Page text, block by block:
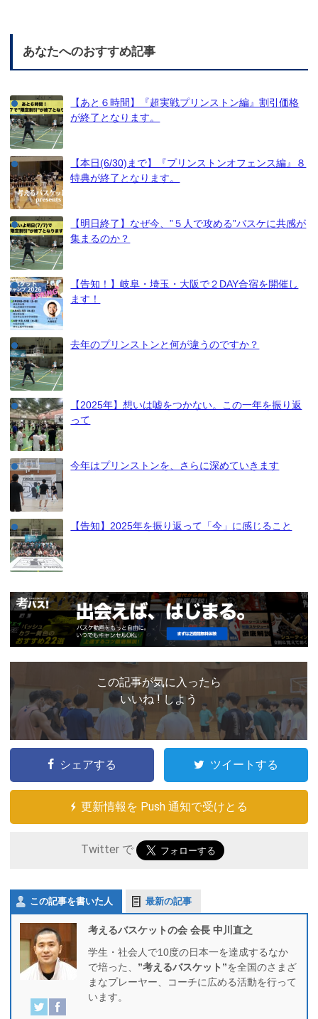
あなたへのおすすめ記事
【あと６時間】『超実戦プリンストン編』割引価格
が終了となります。
【本日(6/30)まで】『プリンストンオフェンス編』８
特典が終了となります。
【明日終了】なぜ今、”５人で攻める”バスケに共感が
集まるのか？
【告知！】岐阜・埼玉・大阪で２DAY合宿を開催し
ます！
去年のプリンストンと何が違うのですか？
【2025年】想いは嘘をつかない。この一年を振り返
って
今年はプリンストンを、さらに深めていきます
【告知】2025年を振り返って「今」に感じること
この記事が気に入ったら
いいね ! しよう
シェアする ツイートする
更新情報を Push 通知で受けとる
Twitter で
この記事を書いた人 最新の記事
考えるバスケットの会 会長 中川直之
学生・社会人で10度の日本一を達成するなか
で培った、 ”考えるバスケット”を全国のさまざ
まなプレーヤー、コーチに広める活動を行って
います。